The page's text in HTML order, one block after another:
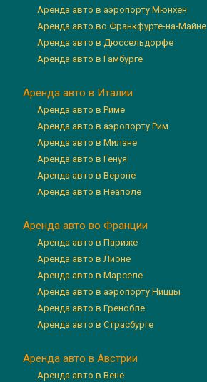
Аренда авто в аэропорту Мюнхен
Аренда авто во Франкфурте-на-Майне
Аренда авто в Дюссельдорфе
Аренда авто в Гамбурге
Аренда авто в Италии
Аренда авто в Риме
Аренда авто в аэропорту Рим
Аренда авто в Милане
Аренда авто в Генуя
Аренда авто в Вероне
Аренда авто в Неаполе
Аренда авто во Франции
Аренда авто в Париже
Аренда авто в Лионе
Аренда авто в Марселе
Аренда авто в аэропорту Ниццы
Аренда авто в Гренобле
Аренда авто в Страсбурге
Аренда авто в Австрии
Аренда авто в Вене